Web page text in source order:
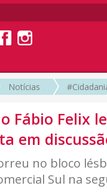
Notícias
Fábio Felix
em
no bloco
Sul na